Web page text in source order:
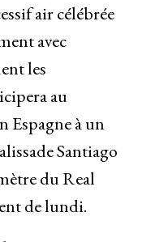
air célébrée
avec
les
au
Espagne à un
Santiago
du Real
de lundi.